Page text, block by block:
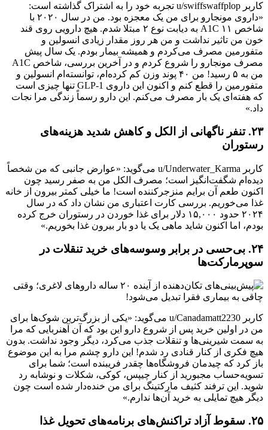
کاربر u/swiffswaffplop تجربه خود را به اشتراک گذاشته است:
«داروی مونجارو برای من یک معجزه بود. من در سال ۲۰۲۰ با
شاخص A1C ۱۱ به دیابت نوع ۲ مبتلا شدم. هیچ دارویی روی قند
خون من تاثیر نداشت و من هر روز مقدار زیادی انسولین و
متفورمین مصرف می‌کردم و همیشه بیمار بودم. یک سال پیش
مصرف مونجارو را شروع کردم و در آخرین بررسی، شاخص A1C
من به ۵ رسید! من ۴۰ پوند وزن کم کرده‌ام، توانسته‌ام انسولین و
متفورمین را قطع کنم و اکنون این داروی GLP-1 تنها چیزی است
که هفته‌ای یک بار مصرف می‌کنم. این دارو رسماً زندگی مرا نجات
داد.»
۲۳. تنفر ناگهانی از الکل و کاهش شدید هزینه‌های
رستوران
کاربر u/Underwater_Karma می‌گوید: «عوارض جانبی که من شخصاً
دیده‌ام شگفت‌انگیز است؛ مصرف الکل من به صفر رسید چون
اکنون طعم آن برایم منزجرکننده است! ما خیلی کمتر بیرون از خانه
غذا می‌خوریم. بررسی کارت اعتباری من نشان داد که در سال
۲۰۲۴ حدود ۱۵,۰۰۰ دلار برای غذا خوردن در رستوران خرج کرده
بودم، اما اکنون شاید ماهی یک یا دو بار بیرون غذا بخوریم.»
۲۴. بی‌حسی در برابر وسوسه‌های خرید تنقلات در
سوپرمارکت‌ها
کاربر u/Canadamatt2230 می‌گوید: «یکی از بزرگ‌ترین شوک‌ها برای
من در اولین خرید پس از شروع دارو این بود که آن آهنربایی که مرا
به سمت شیرینی‌ها و تنقلات جذب می‌کرد، دیگر وجود نداشت. بدون
هیچ فکری از کنار قنادی رد شدم! این دارو چشم مرا به این موضوع
باز کرد که چیدمان فروشگاه‌ها چقدر فریبنده است؛ شما برای
تسویه‌حساب مجبورید از کنار چیپس، کوکی، شکلات و نوشابه رد
شوید. این ترفند کثیف مارکتینگ برای من خنده‌دار شده است چون
دیگر هیچ تمایلی به خرید آن‌ها ندارم.»
۲۵. سقوط آزاد تراکنش‌های برنامه‌های تحویل غذا